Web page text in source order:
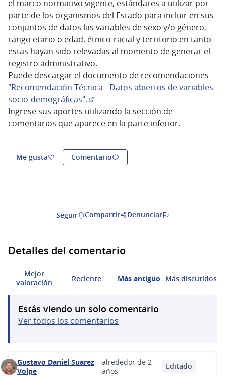
el marco normativo vigente, estándares a utilizar por
parte de los organismos del Estado para incluir en sus
conjuntos de datos las variables de sexo y/o género,
rango etario o edad, étnico-racial y territorio en tanto
estas hayan sido relevadas al momento de generar el
registro administrativo.
Puede descargar el documento de recomendaciones
"Recomendación Técnica - Datos abiertos de variables
socio-demográficas".
(Abrir en una pestaña nueva)
Ingrese sus aportes utilizando la sección de
comentarios que aparece en la parte inferior.
Me gusta Comentario
Seguir Compartir Denunciar
Detalles del comentario
Mejor
valoración
Reciente Más antiguo Más discutidos
Estás viendo un solo comentario
Ver todos los comentarios
Comentario 462 (responder al comentario 450)
Gustavo Daniel Suarez
Volpe
alrededor de 2
años
Editado